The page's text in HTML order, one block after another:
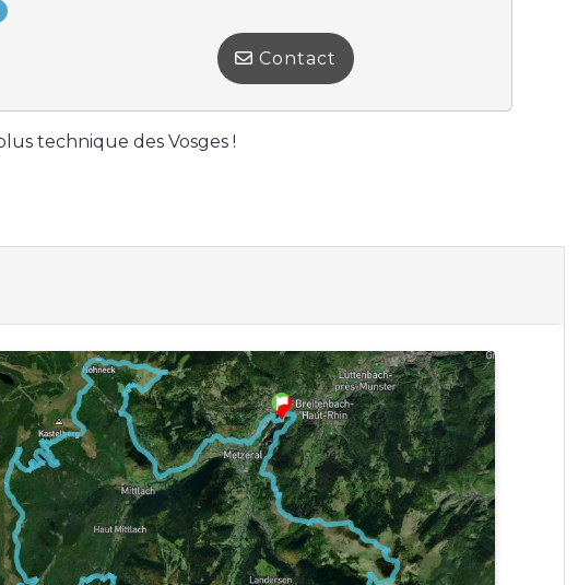
Contact
technique des Vosges !